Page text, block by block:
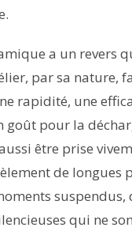
a un revers
par sa nature,
rapidité, une
goût pour la
être prise
de longues
suspendus,
qui ne